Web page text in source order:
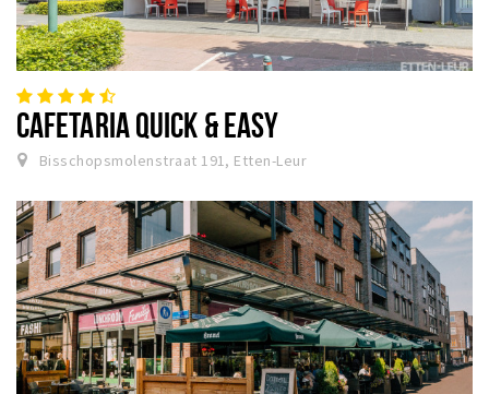
CAFETARIA QUICK & EASY
Bisschopsmolenstraat 191, Etten-Leur